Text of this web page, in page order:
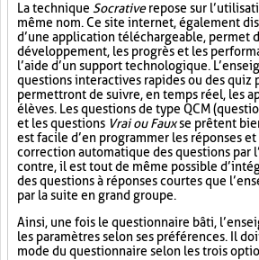
La technique Socrativerepose sur
même nom. Ce site internet, également
d’une application téléchargeable, permet
développement, les progrès et les
l’aide d’un support technologique.
questions interactives rapides ou des quiz
permettront de suivre, en temps réel, les
élèves. Les questions de type QCM
et les questions Vrai ou Fauxse prêtent
est facile d’en programmer les réponses
correction automatique des questions par
contre, il est tout de même possible
des questions à réponses courtes que
par la suite en grand groupe.
Ainsi, une fois le questionnaire bâti,
les paramètres selon ses préférences. Il
mode du questionnaire selon les trois